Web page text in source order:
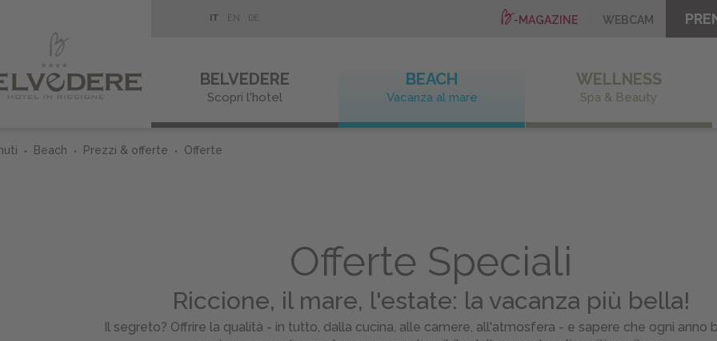
IT EN DE -MAGAZINE WEBCAM
BELVEDERE
Scopri l'hotel
BEACH
Vacanza al mare
WELLNESS
Spa & Beauty
Beach Prezzi & offerte Offerte
Offerte Speciali
Riccione, il mare, l'estate: la vacanza più bella!
Il segreto? Offrire la qualità - in tutto, dalla cucina, alle camere, all'atmosfera - e sapere che ogni anno